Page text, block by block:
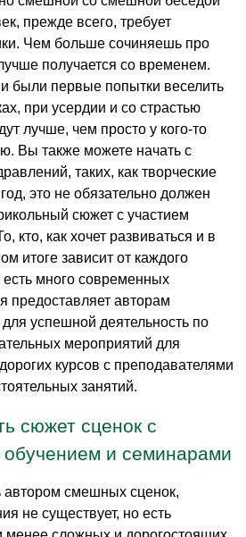
прежде всего, требует
Чем больше сочиняешь про
получается со временем.
были первые попытки веселить
при усердии и со страстью
лучше, чем просто у кого-то
Вы также можете начать с
таких, как творческие
это не обязательно должен
сюжет с участием
кто, как хочет развиваться и в
итоге зависит от каждого
есть много современных
предоставляет авторам
успешной деятельность по
мероприятий для
курсов с преподавателями
занятий.
сюжет сценок с
и семинарами
автором смешных сценок,
не существует, но есть